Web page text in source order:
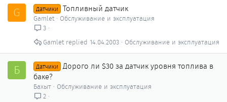
G Датчики Топливный датчик
Gamlet
Обслуживание и эксплуатация
3
Обслуживание и эксплуатация
14.04.2003
Gamlet
Б Датчики
Дорого ли $30 за датчик уровня топлива в
баке?
Бахыт
Обслуживание и эксплуатация
2